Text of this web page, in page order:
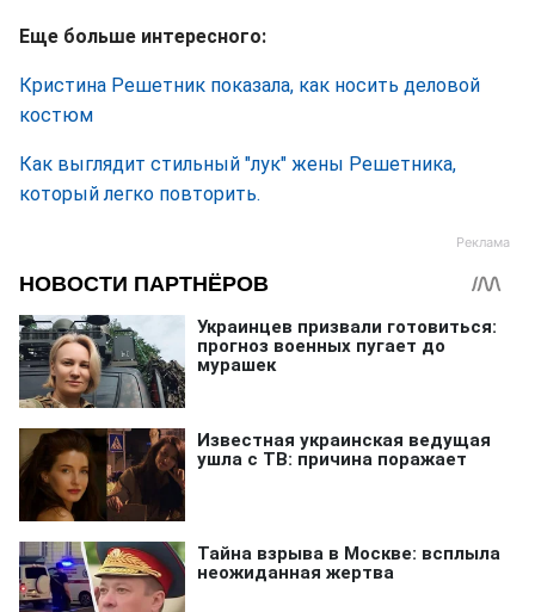
Еще больше интересного:
Кристина Решетник показала, как носить деловой
костюм
Как выглядит стильный "лук" жены Решетника,
который легко повторить.